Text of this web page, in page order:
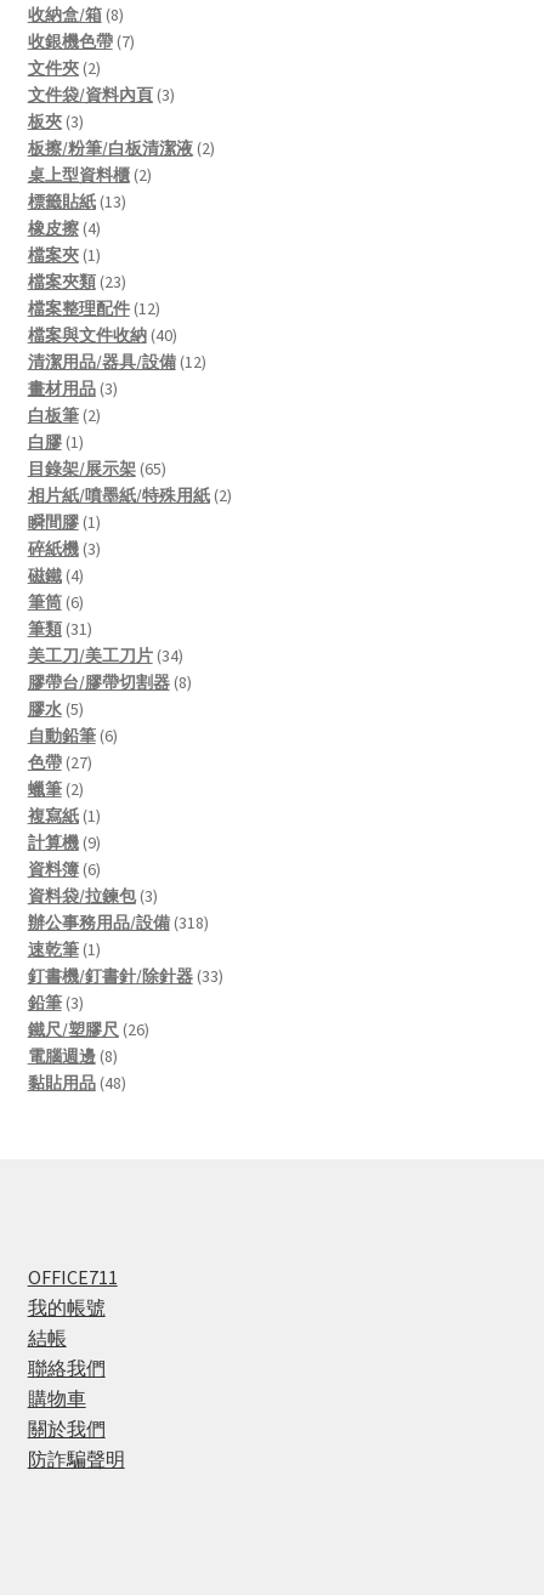
products
收納盒/箱 88
products
收銀機色帶 77
文件夾 22
products
文件袋/資料內頁 33
板夾 33
products
板擦/粉筆/白板清潔液 22
桌上型資料櫃 22
標籤貼紙 1313
橡皮擦 44
products
檔案夾 11
product
檔案夾類 2323
products
檔案整理配件 1212
products
檔案與文件收納 4040
products
清潔用品/器具/設備 1212
畫材用品 33
白板筆 22
白膠 11
product
目錄架/展示架 6565
products
相片紙/噴墨紙/特殊用紙 22
瞬間膠 11
product
碎紙機 33
磁鐵 44
products
筆筒 66
products
筆類 3131
products
美工刀/美工刀片 3434
products
膠帶台/膠帶切割器 88
膠水 55
products
自動鉛筆 66
色帶 2727
蠟筆 22
products
複寫紙 11
product
計算機 99
products
資料簿 66
products
資料袋/拉鍊包 33
products
辦公事務用品/設備 318318
速乾筆 11
product
釘書機/釘書針/除針器 3333
鉛筆 33
products
鐵尺/塑膠尺 2626
電腦週邊 88
products
黏貼用品 4848
OFFICE711
我的帳號
結帳
聯絡我們
購物車
關於我們
防詐騙聲明